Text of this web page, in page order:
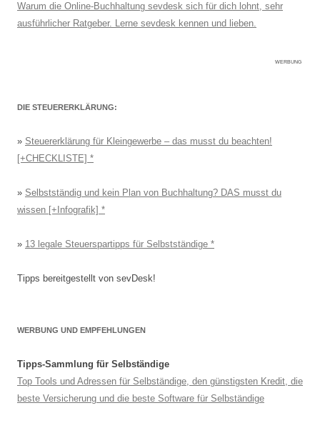
Warum die Online-Buchhaltung sevdesk sich für dich lohnt, sehr
ausführlicher Ratgeber. Lerne sevdesk kennen und lieben.
WERBUNG
DIE STEUERERKLÄRUNG:
» Steuererklärung für Kleingewerbe – das musst du beachten!
[+CHECKLISTE]
» Selbstständig und kein Plan von Buchhaltung? DAS musst du
wissen [+Infografik]
» 13 legale Steuerspartipps für Selbstständige
Tipps bereitgestellt von sevDesk!
WERBUNG UND EMPFEHLUNGEN
Tipps-Sammlung für Selbständige
Top Tools und Adressen für Selbständige, den günstigsten Kredit, die
beste Versicherung und die beste Software für Selbständige